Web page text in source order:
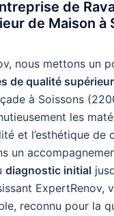
de
de Maison à
nous mettons un
de qualité
à Soissons
les
et l’esthétique de
un
diagnostic initial
ExpertRenov,
reconnu pour la